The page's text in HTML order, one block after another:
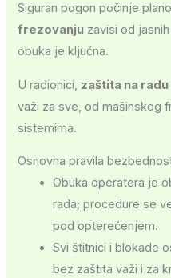
Siguran pogon počinje
frezovanju zavisi od
obuka je ključna.
U radionici, zaštita na radu
važi za sve, od mašinskog
sistemima.
Osnovna pravila
Obuka operatera je
rada; procedure se
pod opterećenjem.
Svi štitnici i blokade
bez zaštita važi i za